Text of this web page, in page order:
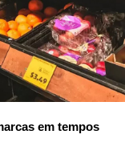
em tempos